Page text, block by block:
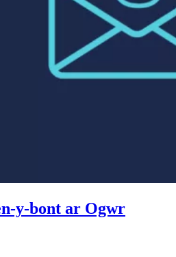
y-bont ar Ogwr